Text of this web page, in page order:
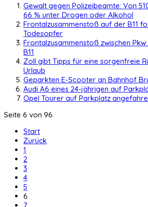
Gewalt gegen Polizeibeamte: Von
66 % unter Drogen oder Alkohol
Frontalzusammenstoß auf der B11
Todesopfer
Frontalzusammenstoß zwischen
B11
Zoll gibt Tipps für eine sorgenfreie
Urlaub
Geparkten E-Scooter an Bahnhof
Audi A6 eines 24-jährigen auf
Opel Tourer auf Parkplatz
Seite 6 von 96
Start
Zurück
1
2
3
4
5
6